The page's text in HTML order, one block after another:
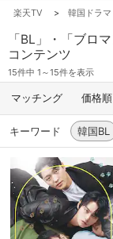
楽天TV > 韓国ドラマ
「BL」・「ブロ
コンテンツ
15件中 1～15件を表示
マッチング 価格順
キーワード 韓国BL